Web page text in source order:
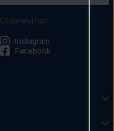
Obserwuj nas
Instagram
Facebook